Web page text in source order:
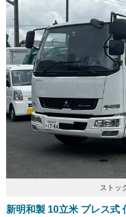
ストッ
新明和製 10立米 プレス式